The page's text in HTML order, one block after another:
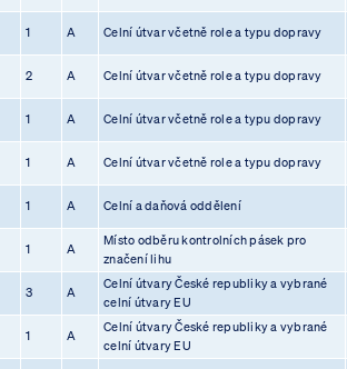
1 A Celní útvar včetně role a typu dopravy
2 A Celní útvar včetně role a typu dopravy
1 A Celní útvar včetně role a typu dopravy
1 A Celní útvar včetně role a typu dopravy
1 A Celní a daňová oddělení
1 A
Místo odběru kontrolních pásek pro
značení lihu
3 A
Celní útvary České republiky a vybrané
celní útvary EU
1 A
Celní útvary České republiky a vybrané
celní útvary EU